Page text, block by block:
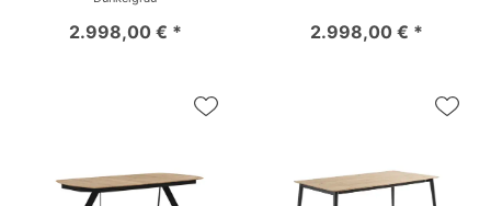
2.998,00 € * 2.998,00 € *